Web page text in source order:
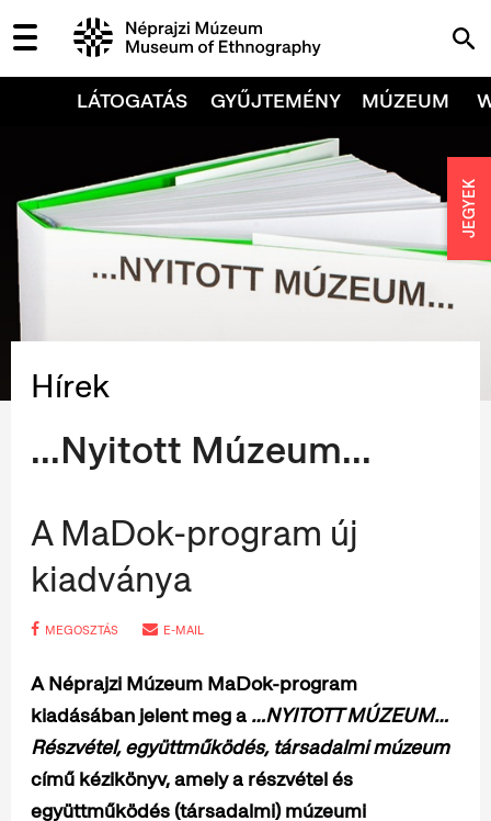
LÁTOGATÁS GYŰJTEMÉNY MÚZEUM
Hírek
...Nyitott Múzeum...
A MaDok-program új
kiadványa
MEGOSZTÁS E-MAIL
A Néprajzi Múzeum MaDok-program
kiadásában jelent meg a …NYITOTT MÚZEUM…
Részvétel, együttműködés, társadalmi múzeum
című kézikönyv, amely a részvétel és
együttműködés (társadalmi) múzeumi
JEGYEK